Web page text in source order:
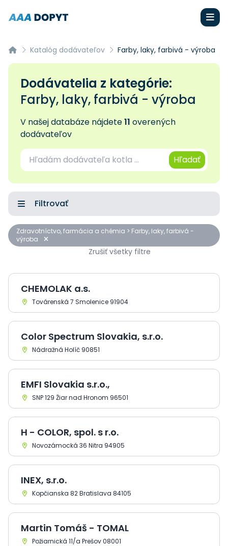
Katalóg dodávateľov Farby, laky, farbivá - výroba
Dodávatelia z kategórie:
Farby, laky, farbivá - výroba
V našej databáze nájdete11 overených
dodávateľov
Hľadať
Filtrovať
Zdravotníctvo, farmácia a chémia > Farby, laky, farbivá -
výroba
Zrušiť všetky filtre
CHEMOLAK a.s.
Továrenská 7 Smolenice 91904
Color Spectrum Slovakia, s.r.o.
Nádražná Holíč 90851
EMFI Slovakia s.r.o.,
SNP 129 Žiar nad Hronom 96501
H - COLOR, spol. s r.o.
Novozámocká 36 Nitra 94905
INEX, s.r.o.
Kopčianska 82 Bratislava 84105
Martin Tomáš - TOMAL
Požiarnická 11/a Prešov 08001